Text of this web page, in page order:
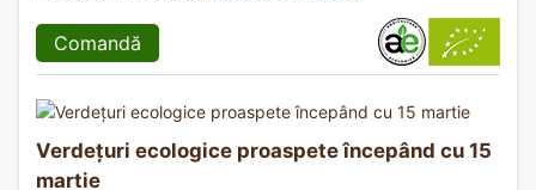
Comandă
Verdețuri ecologice proaspete începând cu 15
martie